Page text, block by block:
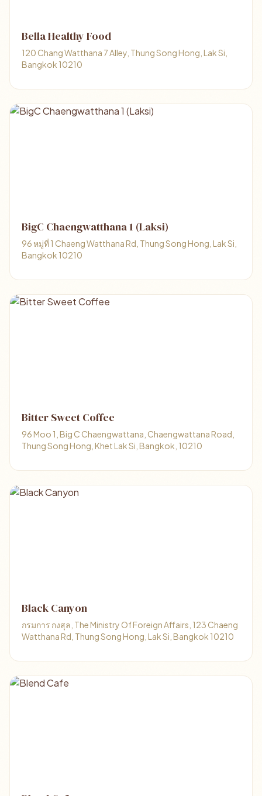
Bella Healthy Food
120 Chang Watthana 7 Alley, Thung Song Hong, Lak Si,
Bangkok 10210
BigC Chaengwatthana 1 (Laksi)
96 หมู่ที่ 1 Chaeng Watthana Rd, Thung Song Hong, Lak Si,
Bangkok 10210
Bitter Sweet Coffee
96 Moo 1, Big C Chaengwattana, Chaengwattana Road,
Thung Song Hong, Khet Lak Si, Bangkok, 10210
Black Canyon
กรมการ กงสุล, The Ministry Of Foreign Affairs, 123 Chaeng
Watthana Rd, Thung Song Hong, Lak Si, Bangkok 10210